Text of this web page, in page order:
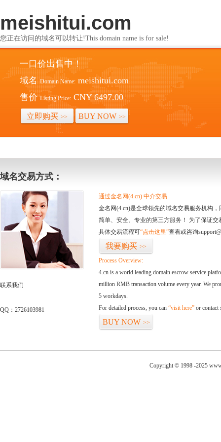
meishitui.com
您正在访问的域名可以转让!This domain name is for sale!
一口价出售中！
域名 Domain Name: meishitui.com
售价 Listing Price: CNY 6497.00
立即购买 >> BUY NOW >>
域名交易方式：
联系我们
QQ：2726103981
通过金名网(4.cn) 中介交易
金名网(4.cn)是全球领先的域名交易服务机构
简单、安全、专业的第三方服务！ 为了保证
具体交易流程可“点击这里”查看或咨询
我要购买 >>
Process Overview:
4.cn is a world leading domain escrow service
million RMB transaction volume every year. We
5 workdays.
For detailed process, you can “visit here” or contact
BUY NOW >>
Copyright © 1998 -2025